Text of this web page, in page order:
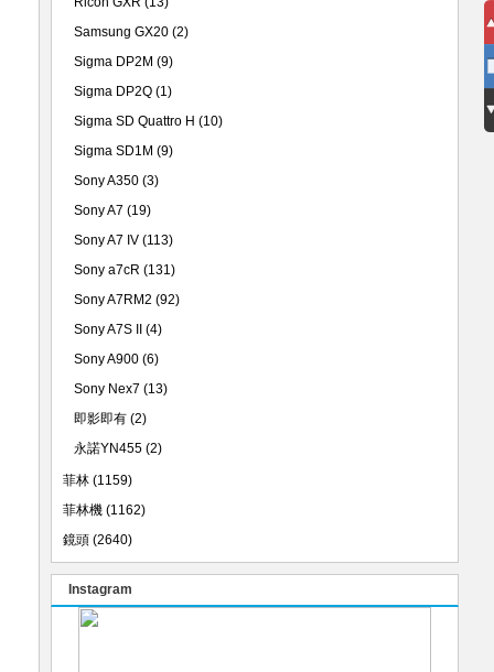
Samsung GX20 (2)
Sigma DP2M (9)
Sigma DP2Q (1)
Sigma SD Quattro H (10)
Sigma SD1M (9)
Sony A350 (3)
Sony A7 (19)
Sony A7 IV (113)
Sony a7cR (131)
Sony A7RM2 (92)
Sony A7S II
(4)
Sony A900 (6)
Sony Nex7 (13)
即影即有 (2)
永諾YN455 (2)
菲林 (1159)
菲林機 (1162)
鏡頭 (2640)
Instagram